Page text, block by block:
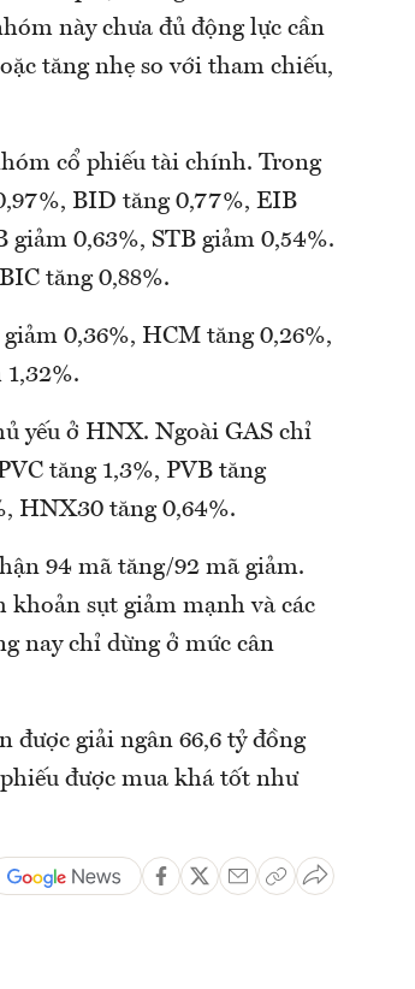
này chưa đủ động lực cần
tăng nhẹ so với tham chiếu,
cổ phiếu tài chính. Trong
BID tăng 0,77%, EIB
giảm 0,63%, STB giảm 0,54%.
tăng 0,88%.
0,36%, HCM tăng 0,26%,
1,32%.
yếu ở HNX. Ngoài GAS chỉ
tăng 1,3%, PVB tăng
HNX30 tăng 0,64%.
94 mã tăng/92 mã giảm.
sụt giảm mạnh và các
nay chỉ dừng ở mức cân
được giải ngân 66,6 tỷ đồng
được mua khá tốt như